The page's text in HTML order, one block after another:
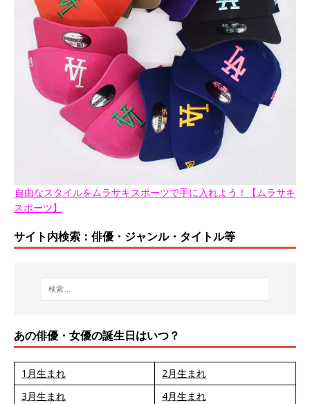
自由なスタイルをムラサキスポーツで手に入れよう！【ムラサキ
スポーツ】
サイト内検索：俳優・ジャンル・タイトル等
あの俳優・女優の誕生日はいつ？
1月生まれ
2月生まれ
3月生まれ
4月生まれ